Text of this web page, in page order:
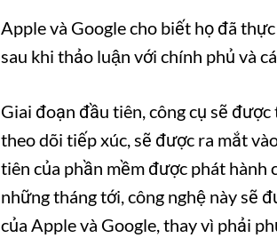
Apple và Google cho biết họ đã
sau khi thảo luận với chính phủ và
Giai đoạn đầu tiên, công cụ sẽ
theo dõi tiếp xúc, sẽ được ra mắt
tiên của phần mềm được phát hành
những tháng tới, công nghệ này sẽ
của Apple và Google, thay vì phải